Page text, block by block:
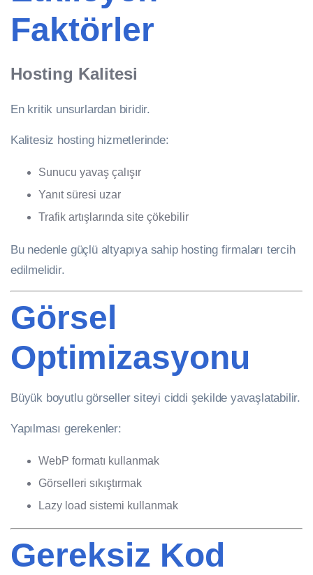
Faktörler
Hosting Kalitesi
En kritik unsurlardan biridir.
Kalitesiz hosting hizmetlerinde:
Sunucu yavaş çalışır
Yanıt süresi uzar
Trafik artışlarında site çökebilir
Bu nedenle güçlü altyapıya sahip hosting firmaları tercih
edilmelidir.
Görsel
Optimizasyonu
Büyük boyutlu görseller siteyi ciddi şekilde yavaşlatabilir.
Yapılması gerekenler:
WebP formatı kullanmak
Görselleri sıkıştırmak
Lazy load sistemi kullanmak
Gereksiz Kod